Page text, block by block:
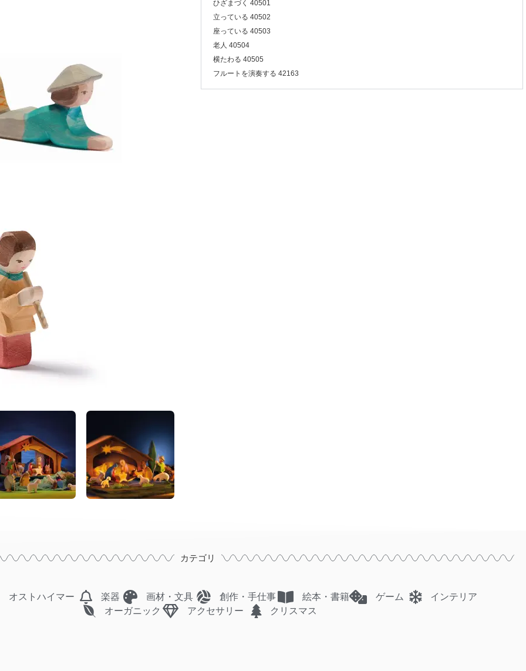
ひざまづく 40501
立っている 40502
座っている 40503
老人 40504
横たわる 40505
フルートを演奏する 42163
カテゴリ
オストハイマー 楽器 画材・文具 創作・手仕事 絵本・書籍 ゲーム
インテリア
オーガニック
アクセサリー クリスマス